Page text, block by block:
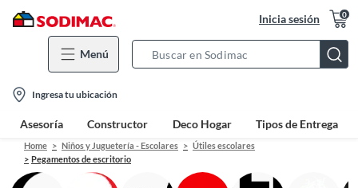
Inicia sesión 0
Menú
Bar
location-
icon
Ingresa tu ubicación
Asesoría Constructor Deco Hogar Tipos de Entrega
Home Niños y Juguetería - Escolares
Útiles escolares
Pegamentos de escritorio